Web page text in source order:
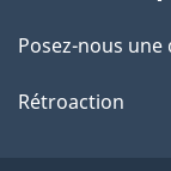
l
s
de
ce
Posez-nous une
Rétroaction